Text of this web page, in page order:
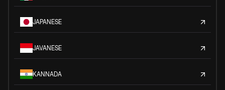
JAPANESE
JAVANESE
KANNADA